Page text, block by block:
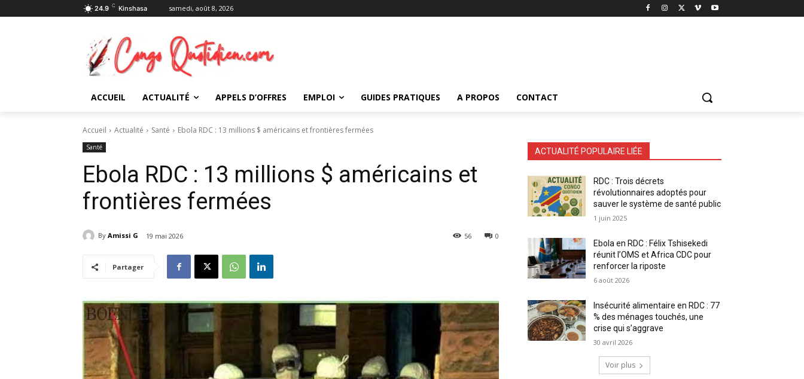
24.9 C Kinshasa samedi, août 8, 2026
ACCUEIL ACTUALITÉ APPELS D’OFFRES EMPLOI GUIDES PRATIQUES A PROPOS CONTACT
Accueil Actualité Santé Ebola RDC : 13 millions $ américains et frontières fermées
Santé
Ebola RDC : 13 millions $ américains et
frontières fermées
By Amissi G 19 mai 2026 0
56
Partager
ACTUALITÉ POPULAIRE LIÉE
RDC : Trois décrets
révolutionnaires adoptés pour
sauver le système de santé public
1 juin 2025
Ebola en RDC : Félix Tshisekedi
réunit l’OMS et Africa CDC pour
renforcer la riposte
6 août 2026
Insécurité alimentaire en RDC : 77
% des ménages touchés, une
crise qui s’aggrave
30 avril 2026
Voir plus